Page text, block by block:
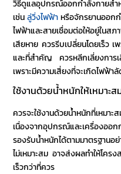
วิธีดูแลอุปกรณ์ออกกำลังกายสำ
เช่นลู่วิ่งไฟฟ้าหรือจักรยานออก
ไฟฟ้าและสายเชื่อมต่อให้อยู่ในส
เสียหาย ควรรีบเปลี่ยนโดยเร็ว
และที่สำคัญ ควรหลีกเลี่ยงการ
เพราะมีความเสี่ยงที่จะเกิดไฟฟ้า
ใช้งานด้วยน้ำหนักให้เหมาะส
ควรจะใช้งานด้วยน้ำหนักที่เหม
เนื่องจากอุปกรณ์และเครื่องออ
รองรับน้ำหนักได้ตามมาตรฐาน
ไม่เหมาะสม อาจส่งผลทำให้โค
เร็วกว่าที่ควร